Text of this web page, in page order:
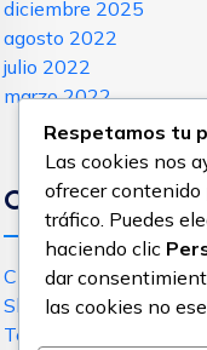
diciembre 2025
agosto 2022
julio 2022
marzo 2022
Categories
Cloud Hosting
Shared Hosting
Technology
Respetamos tu
Las cookies nos
ofrecer contenido
tráfico. Puedes
haciendo clic
dar
las cookies no